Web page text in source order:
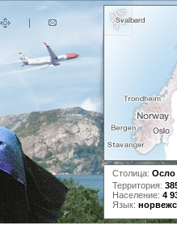
Столица: Осло
Территория:
Население: 4
Язык: